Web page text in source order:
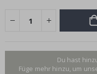
Du hast
Füge mehr hinzu, um